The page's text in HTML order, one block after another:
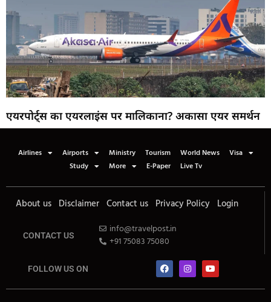
एयरपोर्ट्स का एयरलाइंस पर मालिकाना? अकासा एयर समर्थन
Airlines Airports Ministry Tourism World News
Visa
Study
More E-Paper Live Tv
About us Disclaimer Contact us Privacy Policy Login
CONTACT US
info@travelpost.in
+91 75083 75080
FOLLOW US ON